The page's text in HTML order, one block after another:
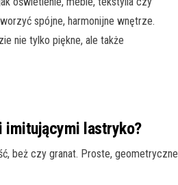
spójne, harmonijne wnętrze.
nie tylko piękne, ale także
imitującymi lastryko?
beż czy granat. Proste, geometryczne